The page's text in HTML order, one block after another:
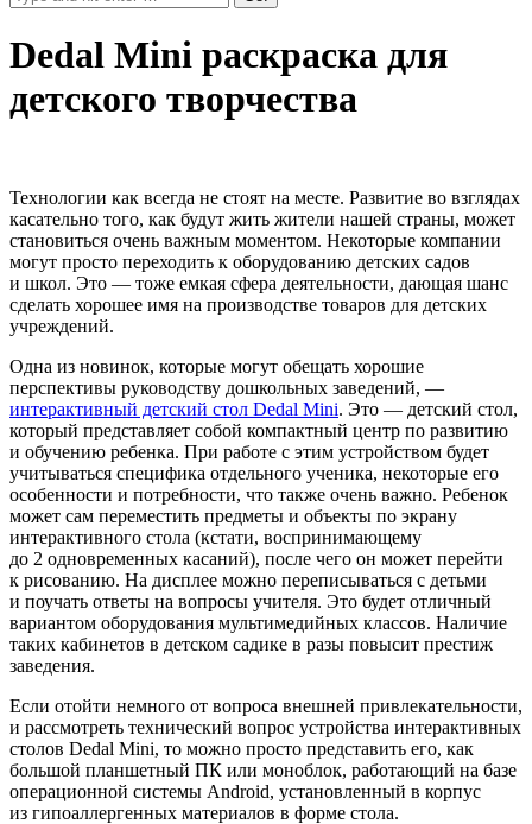
Dedal Mini раскраска для
детского творчества
Технологии как всегда не стоят на месте. Развитие во взглядах
касательно того, как будут жить жители нашей страны, может
становиться очень важным моментом. Некоторые компании
могут просто переходить к оборудованию детских садов
и школ. Это — тоже емкая сфера деятельности, дающая шанс
сделать хорошее имя на производстве товаров для детских
учреждений.
Одна из новинок, которые могут обещать хорошие
перспективы руководству дошкольных заведений, —
интерактивный детский стол Dedal Mini. Это — детский стол,
который представляет собой компактный центр по развитию
и обучению ребенка. При работе с этим устройством будет
учитываться специфика отдельного ученика, некоторые его
особенности и потребности, что также очень важно. Ребенок
может сам переместить предметы и объекты по экрану
интерактивного стола (кстати, воспринимающему
до 2 одновременных касаний), после чего он может перейти
к рисованию. На дисплее можно переписываться с детьми
и поучать ответы на вопросы учителя. Это будет отличный
вариантом оборудования мультимедийных классов. Наличие
таких кабинетов в детском садике в разы повысит престиж
заведения.
Если отойти немного от вопроса внешней привлекательности,
и рассмотреть технический вопрос устройства интерактивных
столов Dedal Mini, то можно просто представить его, как
большой планшетный ПК или моноблок, работающий на базе
операционной системы Android, установленный в корпус
из гипоаллергенных материалов в форме стола.